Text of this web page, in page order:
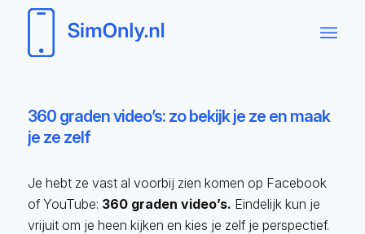
360 graden video’s: zo bekijk je ze en maak
je ze zelf
Je hebt ze vast al voorbij zien komen op Facebook
of YouTube: 360 graden video’s. Eindelijk kun je
vrijuit om je heen kijken en kies je zelf je perspectief.